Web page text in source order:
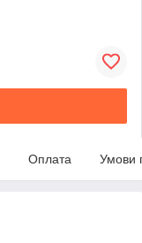
Оплата Умови